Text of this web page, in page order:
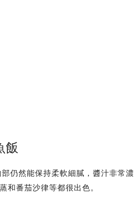
飯
仍然能保持柔軟細膩，醬汁非常濃
和番茄沙律等都很出色。